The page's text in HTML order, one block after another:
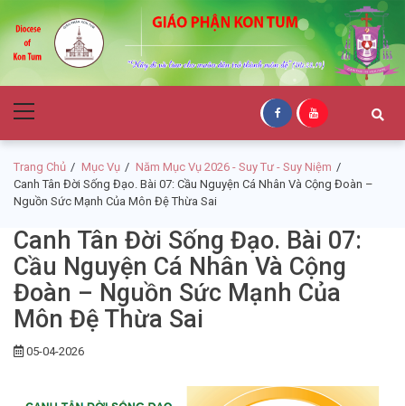
to
navigation
to
content
Giáo Phận Kon
Tum
Menu
Trang Chủ Mục Vụ
Năm Mục Vụ 2026 - Suy Tư - Suy Niệm
Canh Tân Đời Sống Đạo. Bài 07: Cầu Nguyện Cá Nhân Và Cộng Đoàn –
Nguồn Sức Mạnh Của Môn Đệ Thừa Sai
Canh Tân Đời Sống Đạo. Bài 07:
Cầu Nguyện Cá Nhân Và Cộng
Đoàn – Nguồn Sức Mạnh Của
Môn Đệ Thừa Sai
05-04-2026